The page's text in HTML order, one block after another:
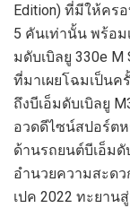
Edition) ที่มีให้ครอ
5 คันเท่านั้น พร้อม
มดับเบิลยู 330e M
ที่มาเผยโฉมเป็นค
ถึงบีเอ็มดับเบิลยู M
อวดดีไซน์สปอร์ต
ด้านรถยนต์บีเอ็มดั
อำนวยความสะดว
เปค 2022 ทะยานสู่